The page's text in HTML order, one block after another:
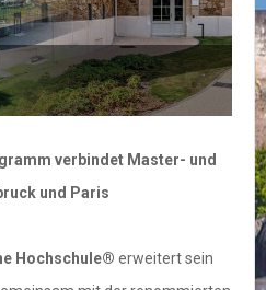
verbindet Master- und
und Paris
Hochschule® erweitert sein